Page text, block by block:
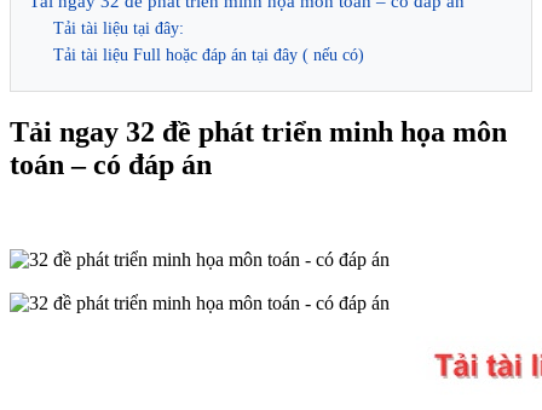
Tải tài liệu tại đây:
Tải tài liệu Full hoặc đáp án tại đây ( nếu có)
Tải ngay 32 đề phát triển minh họa môn
toán – có đáp án